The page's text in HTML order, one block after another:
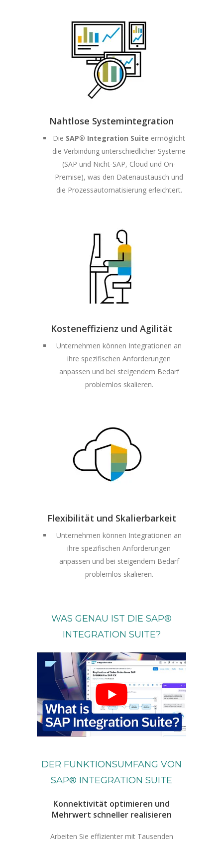
Nahtlose Systemintegration
Die SAP® Integration Suite ermöglicht
die Verbindung unterschiedlicher Systeme
(SAP und Nicht-SAP, Cloud und On-
Premise), was den Datenaustausch und
die Prozessautomatisierung erleichtert.
Kosteneffizienz und Agilität
Unternehmen können Integrationen an
ihre spezifischen Anforderungen
anpassen und bei steigendem Bedarf
problemlos skalieren.
Flexibilität und Skalierbarkeit
Unternehmen können Integrationen an
ihre spezifischen Anforderungen
anpassen und bei steigendem Bedarf
problemlos skalieren.
WAS GENAU IST DIE SAP®
INTEGRATION SUITE?
DER FUNKTIONSUMFANG VON
SAP® INTEGRATION SUITE
Konnektivität optimieren und
Mehrwert schneller realisieren
Arbeiten Sie effizienter mit Tausenden